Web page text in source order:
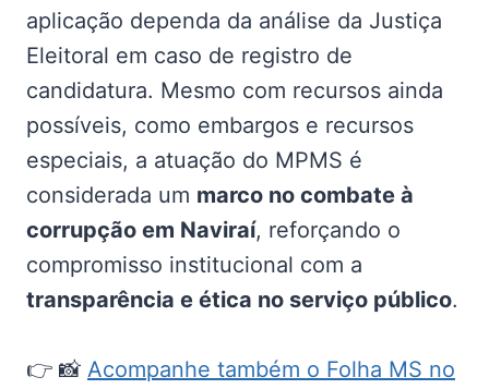
aplicação dependa da análise da Justiça
Eleitoral em caso de registro de
candidatura. Mesmo com recursos ainda
possíveis, como embargos e recursos
especiais, a atuação do MPMS é
considerada um marco no combate à
corrupção em Naviraí, reforçando o
compromisso institucional com a
transparência e ética no serviço público.
👉 📸 Acompanhe também o Folha MS no